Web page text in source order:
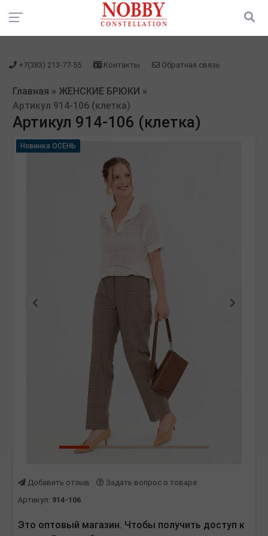
зарегистрироваться" />зарегистрироваться" />
+7(383) 213-77-55 Контакты Обратная связь
Главная » ЖЕНСКИЕ БРЮКИ »
Артикул 914-106 (клетка)
Артикул 914-106 (клетка)
Новинка ОСЕНЬ
Предыдущая
Добавить отзыв
Задать вопрос о товаре
Артикул: 914-106
Это оптовый магазин. Чтобы получить доступ к